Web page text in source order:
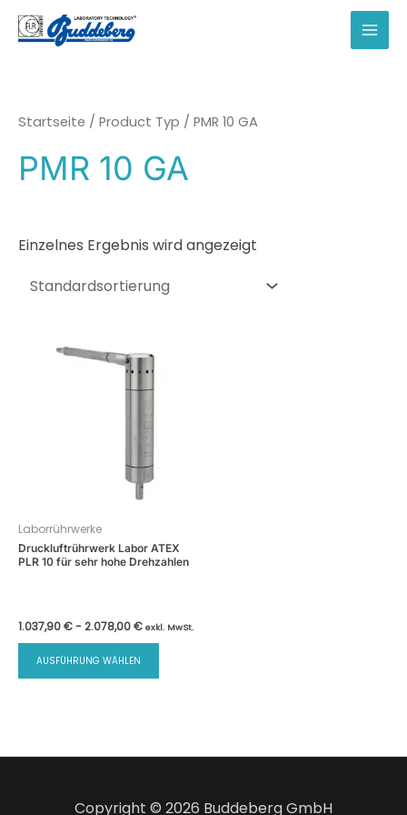
Zum
Inhalt
springen
Startseite / Product Typ / PMR 10 GA
PMR 10 GA
Einzelnes Ergebnis wird angezeigt
Laborrührwerke
Druckluftrührwerk Labor ATEX
PLR 10 für sehr hohe Drehzahlen
1.037,90€- 2.078,00€ exkl. MwSt.
AUSFÜHRUNG WÄHLEN
Dieses
auf.
Copyright © 2026 Buddeberg GmbH